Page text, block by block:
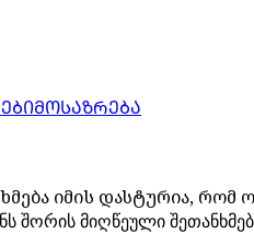
ᲛᲝᲡᲐᲖᲠᲔᲑᲐ
იმის დასტურია, რომ
შორის მიღწეული